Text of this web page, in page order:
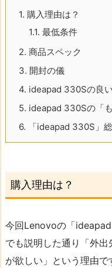
1. 購入理由は？
1.1. 最低条件
2. 商品スペック
3. 開封の儀
4. ideapad 330Sの良
5. ideapad 330Sの「
6. 「ideapad 330S」
購入理由は？
今回Lenovoの「
でも説明した通り「外
が欲しい」という理由で